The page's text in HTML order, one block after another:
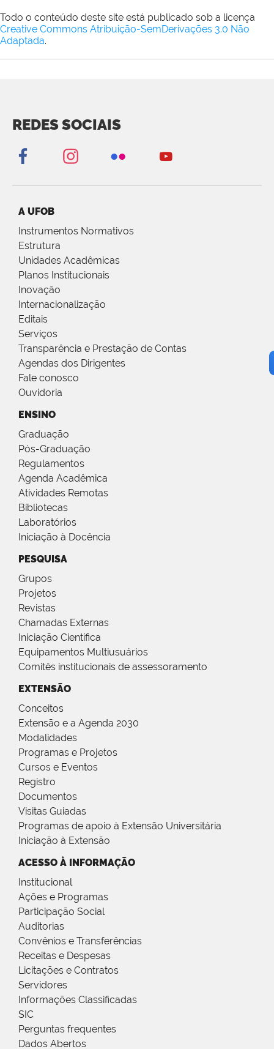
Todo o conteúdo deste site está publicado sob a licença
Creative Commons Atribuição-SemDerivações 3.0 Não
Adaptada.
REDES SOCIAIS
A UFOB
Instrumentos Normativos
Estrutura
Unidades Acadêmicas
Planos Institucionais
Inovação
Internacionalização
Editais
Serviços
Transparência e Prestação de Contas
Agendas dos Dirigentes
Fale conosco
Ouvidoria
ENSINO
Graduação
Pós-Graduação
Regulamentos
Agenda Acadêmica
Atividades Remotas
Bibliotecas
Laboratórios
Iniciação à Docência
PESQUISA
Grupos
Projetos
Revistas
Chamadas Externas
Iniciação Científica
Equipamentos Multiusuários
Comitês institucionais de assessoramento
EXTENSÃO
Conceitos
Extensão e a Agenda 2030
Modalidades
Programas e Projetos
Cursos e Eventos
Registro
Documentos
Visitas Guiadas
Programas de apoio à Extensão Universitária
Iniciação à Extensão
ACESSO À INFORMAÇÃO
Institucional
Ações e Programas
Participação Social
Auditorias
Convênios e Transferências
Receitas e Despesas
Licitações e Contratos
Servidores
Informações Classificadas
SIC
Perguntas frequentes
Dados Abertos